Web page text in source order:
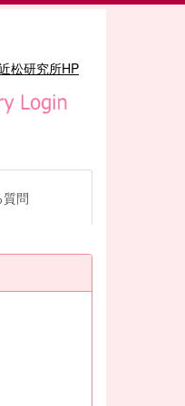
松研究所HP
問